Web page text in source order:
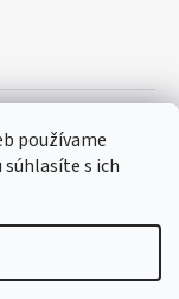
používame
s ich